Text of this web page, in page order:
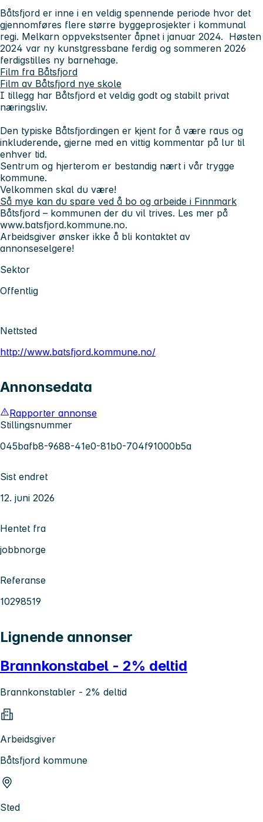
Båtsfjord er inne i en veldig spennende periode hvor det
gjennomføres flere større byggeprosjekter i kommunal
regi. Melkarn oppvekstsenter åpnet i januar 2024. Høsten
2024 var ny kunstgressbane ferdig og sommeren 2026
ferdigstilles ny barnehage.
Film fra Båtsfjord
Film av Båtsfjord nye skole
I tillegg har Båtsfjord et veldig godt og stabilt privat
næringsliv.
Den typiske Båtsfjordingen er kjent for å være raus og
inkluderende, gjerne med en vittig kommentar på lur til
enhver tid.
Sentrum og hjerterom er bestandig nært i vår trygge
kommune.
Velkommen skal du være!
Så mye kan du spare ved å bo og arbeide i Finnmark
Båtsfjord – kommunen der du vil trives. Les mer på
www.batsfjord.kommune.no.
Arbeidsgiver ønsker ikke å bli kontaktet av
annonseselgere!
Sektor
Offentlig
Nettsted
http://www.batsfjord.kommune.no/
Annonsedata
Rapporter annonse
Stillingsnummer
045bafb8-9688-41e0-81b0-704f91000b5a
Sist endret
12. juni 2026
Hentet fra
jobbnorge
Referanse
10298519
Lignende annonser
Brannkonstabel - 2% deltid
Brannkonstabler - 2% deltid
Arbeidsgiver
Båtsfjord kommune
Sted